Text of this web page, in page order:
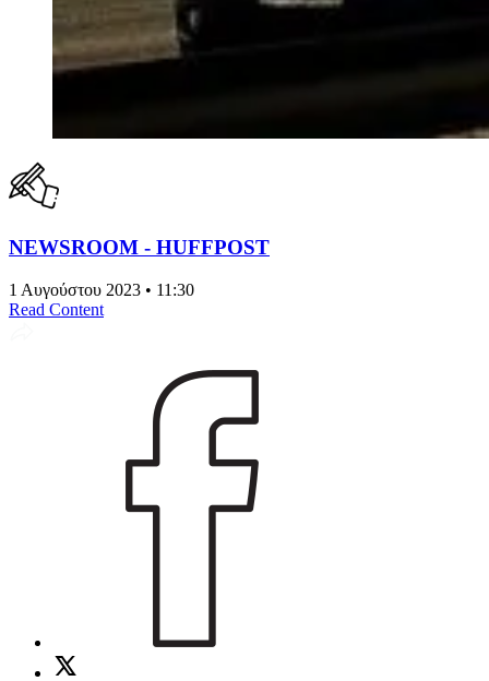
NEWSROOM - HUFFPOST
1 Αυγούστου 2023 • 11:30
Read Content